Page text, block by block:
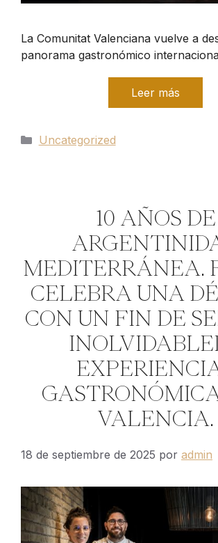
La Comunitat Valenciana vuelve a
panorama gastronómico
Leer más
Categorías
Uncategorized
10 AÑOS DE
MEDITERRÁNEA.
CELEBRA UNA
CON UN FIN DE
VALENCIA.
18 de septiembre de 2025 por admin